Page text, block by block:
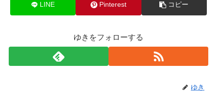
LINE Pinterest コピー
ゆきをフォローする
ゆき